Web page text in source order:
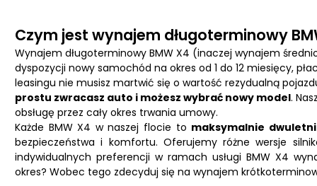
Czym jest wynajem długoterminowy
Wynajem długoterminowy BMW X4 (inaczej wynajem
dyspozycji nowy samochód na okres od 1 do 12 miesięcy,
leasingu nie musisz martwić się o wartość rezydualną
prostu zwracasz auto i możesz wybrać nowy model.
obsługę przez cały okres trwania umowy.
Każde BMW X4 w naszej flocie to maksymalnie
bezpieczeństwa i komfortu. Oferujemy różne wersje
indywidualnych preferencji w ramach usługi BMW X4
okres? Wobec tego zdecyduj się na wynajem